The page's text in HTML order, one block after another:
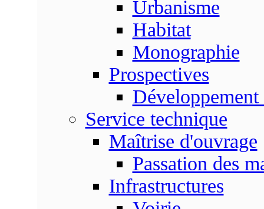
Urbanisme
Habitat
Monographie
Prospectives
Développement
Service technique
Maîtrise d'ouvrage
Passation des
Infrastructures